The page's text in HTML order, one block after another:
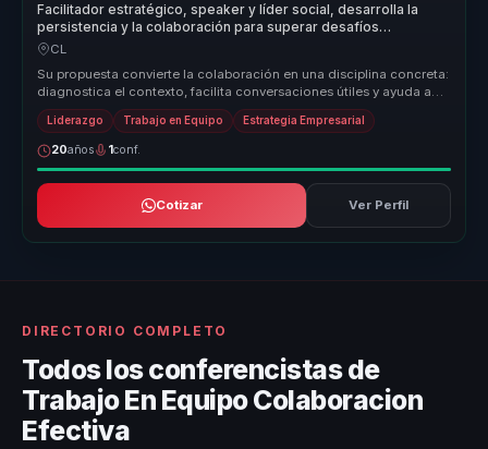
Facilitador estratégico, speaker y líder social, desarrolla la
persistencia y la colaboración para superar desafíos
complejos sin colapsar en el camino
CL
Su propuesta convierte la colaboración en una disciplina concreta:
diagnostica el contexto, facilita conversaciones útiles y ayuda a
equi...
Liderazgo Trabajo en Equipo Estrategia Empresarial
20años 1conf.
Cotizar Ver Perfil
DIRECTORIO COMPLETO
Todos los conferencistas de
Trabajo En Equipo Colaboracion
Efectiva